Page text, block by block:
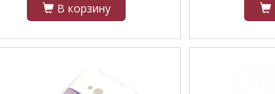
В корзину